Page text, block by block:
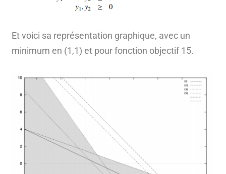
Et voici sa représentation graphique, avec un
minimum en (1,1) et pour fonction objectif 15.